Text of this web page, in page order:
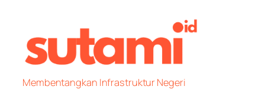
content
Membentangkan Infrastruktur Negeri